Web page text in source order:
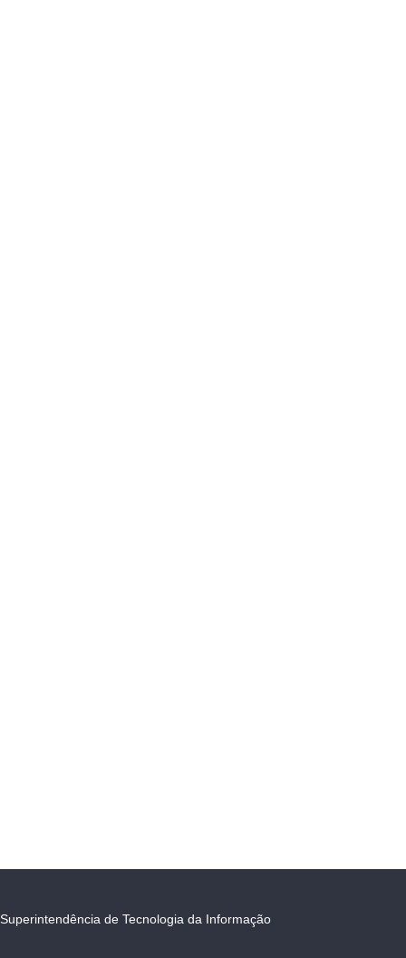
Superintendência de Tecnologia da Informação